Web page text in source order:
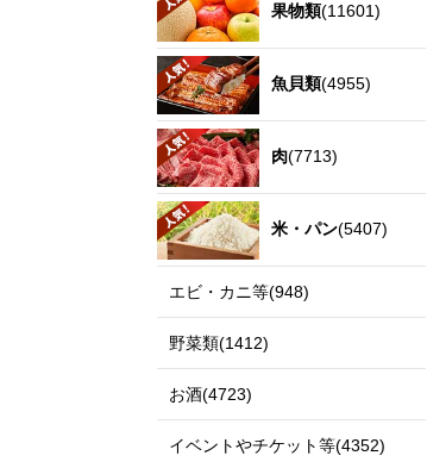
果物類(11601)
魚貝類(4955)
肉(7713)
米・パン(5407)
エビ・カニ等(948)
野菜類(1412)
お酒(4723)
イベントやチケット等(4352)